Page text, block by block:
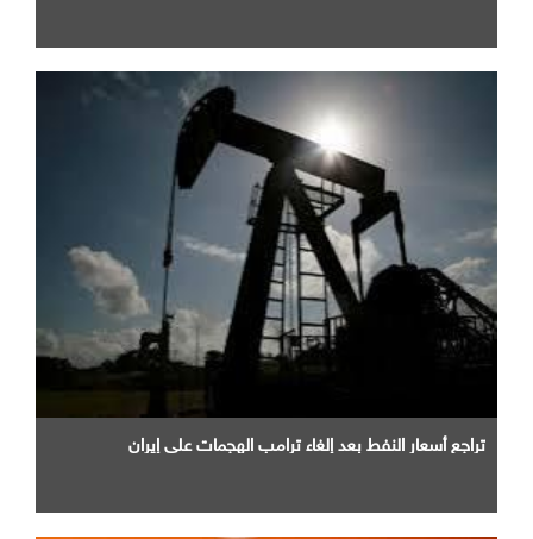
تراجع أسعار النفط بعد إلغاء ترامب الهجمات على إيران